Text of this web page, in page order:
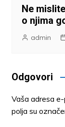
Ne
o njima
admin
Odgovori
Vaša adresa
polja su